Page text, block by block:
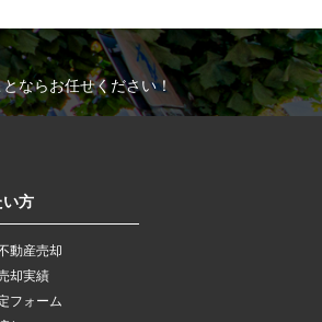
ならお任せください！
い方
動産売却
却実績
フォーム